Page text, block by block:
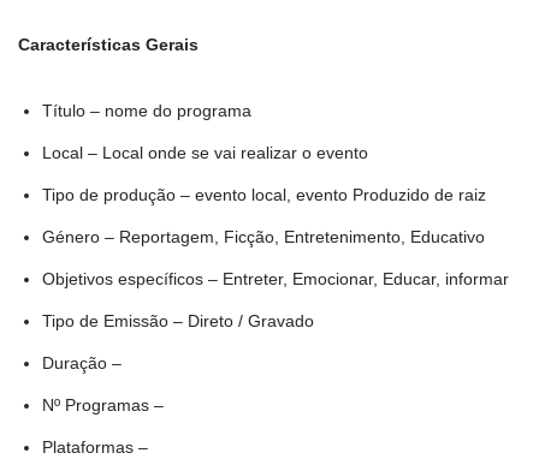
Características Gerais
Título – nome do programa
Local – Local onde se vai realizar o evento
Tipo de produção – evento local, evento Produzido de raiz
Género – Reportagem, Ficção, Entretenimento, Educativo
Objetivos específicos – Entreter, Emocionar, Educar, informar
Tipo de Emissão – Direto / Gravado
Duração –
Nº Programas –
Plataformas –